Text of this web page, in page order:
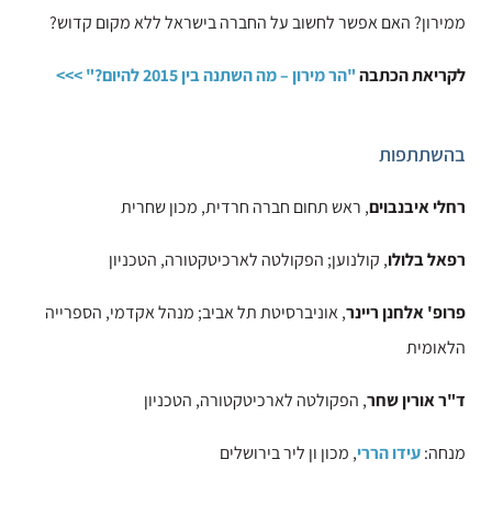
ממירון? האם אפשר לחשוב על החברה בישראל ללא מקום קדוש?
לקריאת הכתבה"הר מירון – מה השתנה בין 2015 להיום?" >>>
בהשתתפות
רחלי איבנבוים, ראש תחום חברה חרדית, מכון שחרית
רפאל בלולו, קולנוען; הפקולטה לארכיטקטורה, הטכניון
פרופ' אלחנן ריינר, אוניברסיטת תל אביב; מנהל אקדמי, הספרייה
הלאומית
ד"ר אורין שחר, הפקולטה לארכיטקטורה, הטכניון
מנחה:עידו הררי, מכון ון ליר בירושלים